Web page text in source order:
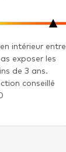
intérieur entre
exposer les
de 3 ans.
conseillé